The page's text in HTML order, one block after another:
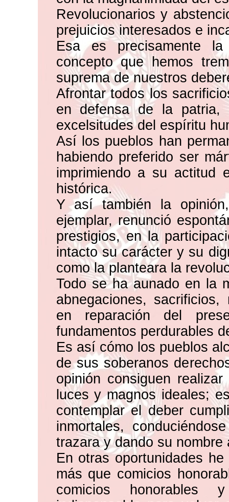
Revolucionarios y
prejuicios interesados e
Esa es precisamente
concepto que hemos
suprema de nuestros
Afrontar todos los
en defensa de la
excelsitudes del espíritu
Así los pueblos han
habiendo preferido ser
imprimiendo a su actitud
histórica.
Y así también la
ejemplar, renunció
prestigios, en la
intacto su carácter y su
como la planteara la
Todo se ha aunado en la
abnegaciones,
en reparación del
fundamentos perdurables
Es así cómo los pueblos
de sus soberanos
opinión consiguen
luces y magnos ideales;
contemplar el deber
inmortales,
trazara y dando su
En otras oportunidades
más que comicios
comicios honorables